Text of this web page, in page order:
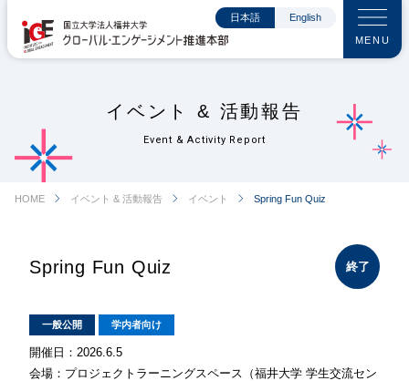
日本語 English
MENU
イベント & 活動報告
Event & Activity Report
HOME chevron_right イベント & 活動報告 chevron_right イベント chevron_right Spring Fun Quiz
Spring Fun Quiz 終了
一般公開 学内者向け
開催日：2026.6.5
会場：プロジェクトラーニングスペース（福井大学 学生交流セン